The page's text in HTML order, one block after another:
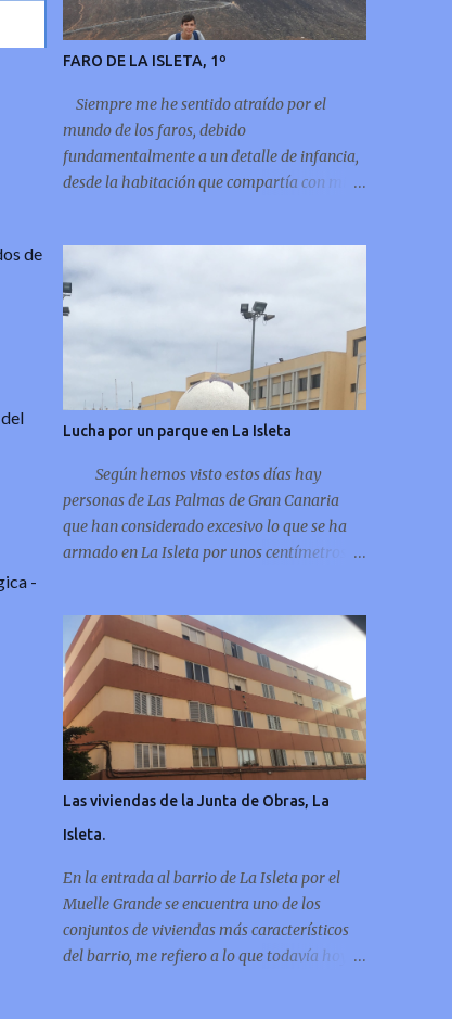
de
-
FARO DE LA ISLETA, 1º
Siempre me he sentido atraído por el
mundo de los faros, debido
fundamentalmente a un detalle de infancia,
desde la habitación que compartía con mi
encima de la montaña del Vigía, por eso
siempre he leído sobre el tema y ahora
incluso me atrevo a compartir unos
pequeños apuntes del faro de mi infancia, el
faro de La Isleta: La Montaña del Faro, vista
desde la Montaña Colorada.
Lucha por un parque en La Isleta
Según hemos visto estos días hay
personas de Las Palmas de Gran Canaria
que han considerado excesivo lo que se ha
armado en La Isleta por unos centímetros de
Las viviendas de la Junta de Obras, La
Isleta.
En la entrada al barrio de La Isleta por el
Muelle Grande se encuentra uno de los
conjuntos de viviendas más característicos
del barrio, me refiero a lo que todavía hoy se